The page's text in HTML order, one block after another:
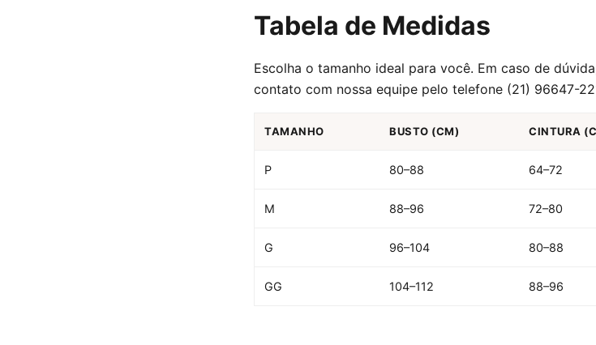
Tabela de Medidas
Escolha o tamanho ideal para você. Em caso de
contato com nossa equipe pelo telefone (21) 96647-
TAMANHO BUSTO (CM) CINTURA
P 80–88 64–72
M 88–96 72–80
G 96–104 80–88
GG 104–112 88–96